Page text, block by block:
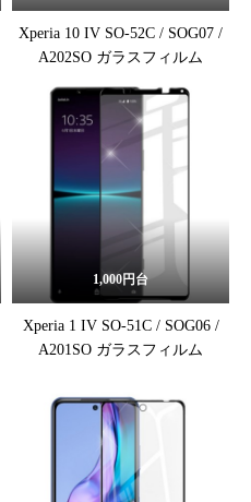
Xperia 10 IV SO-52C / SOG07 /
A202SO ガラスフィルム
1,000円台
Xperia 1 IV SO-51C / SOG06 /
A201SO ガラスフィルム